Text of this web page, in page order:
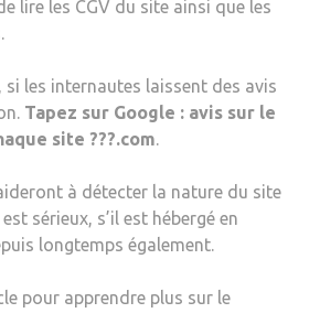
lire les CGV du site ainsi que les
les internautes laissent des avis
Tapez sur Google : avis sur le
site ???.com.
à détecter la nature du site
sérieux, s’il est hébergé en
longtemps également.
pour apprendre plus sur le